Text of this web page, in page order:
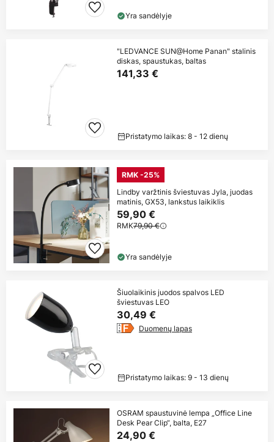
Yra sandėlyje
"LEDVANCE SUN@Home Panan" stalinis
diskas, spaustukas, baltas
141,33 €
Pristatymo laikas: 8 - 12 dienų
RMK -25%
Lindby varžtinis šviestuvas Jyla, juodas
matinis, GX53, lankstus laikiklis
59,90 €
RMK79,90 €
Yra sandėlyje
Šiuolaikinis juodos spalvos LED
šviestuvas LEO
30,49 €
Duomenų lapas
Pristatymo laikas: 9 - 13 dienų
OSRAM spaustuvinė lempa „Office Line
Desk Pear Clip“, balta, E27
24,90 €